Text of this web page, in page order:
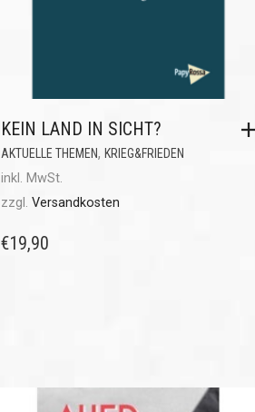
KEIN LAND IN SICHT?
AKTUELLE THEMEN, KRIEG&FRIEDEN
inkl. MwSt.
zzgl. Versandkosten
€19,90